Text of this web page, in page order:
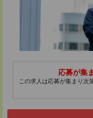
応募が集
この求人は応募が集まり次